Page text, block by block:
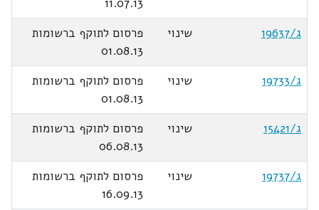
ג/19637
שינוי
פרסום לתוקף ברשומות
01.08.13
ג/19733
שינוי
פרסום לתוקף ברשומות
01.08.13
ג/15421
שינוי
פרסום לתוקף ברשומות
06.08.13
ג/19737
שינוי
פרסום לתוקף ברשומות
16.09.13